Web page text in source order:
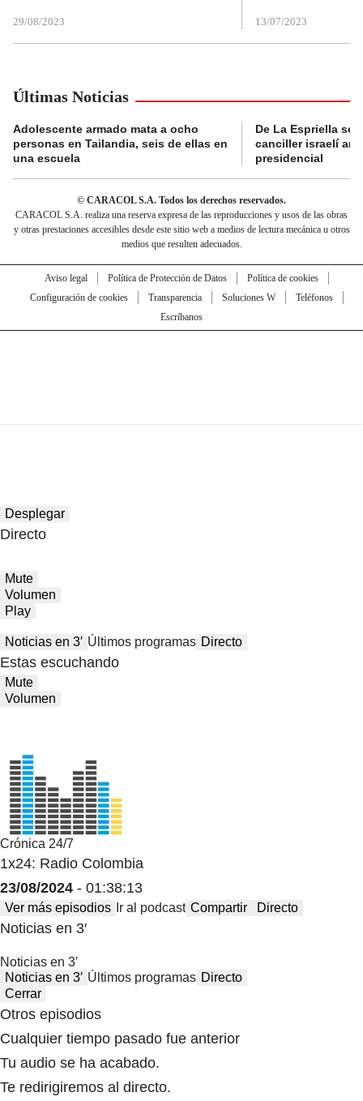
29/08/2023 13/07/2023
Últimas Noticias
Adolescente armado mata a ocho
personas en Tailandia, seis de ellas en
una escuela
De La Espriella se
canciller israelí
presidencial
© CARACOL S.A. Todos los derechos reservados.
CARACOL S.A. realiza una reserva expresa de las reproducciones y usos de las obras
y otras prestaciones accesibles desde este sitio web a medios de lectura mecánica u otros
medios que resulten adecuados.
Aviso legal Política de Protección de Datos
Política de cookies
Configuración de cookies
Transparencia Soluciones W
Teléfonos
Escríbanos
Desplegar
Directo
Mute
Volumen
Play
Noticias en 3′ Últimos programas Directo
Estas escuchando
Mute
Volumen
Crónica 24/7
1x24: Radio Colombia
23/08/2024 - 01:38:13
Ver más episodios Ir al podcast Compartir Directo
Noticias en 3′
Noticias en 3′
Noticias en 3′ Últimos programas Directo
Cerrar
Otros episodios
Cualquier tiempo pasado fue anterior
Tu audio se ha acabado.
Te redirigiremos al directo.